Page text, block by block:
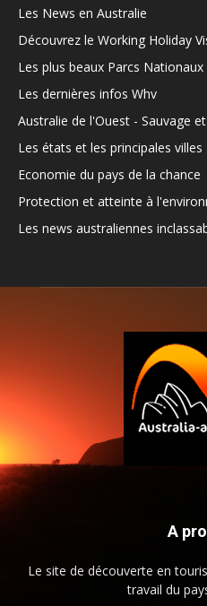
Les News en Australie
Découvrez le Working Holiday
Les plus beaux Parcs Nationaux
Les dernières infos Whv
Australie de l'Ouest - Sauvage
Les états et les principales villes
Economie du pays de la chance
Protection et atteinte à
Les news australiennes
A
Le site de découverte en
travail du